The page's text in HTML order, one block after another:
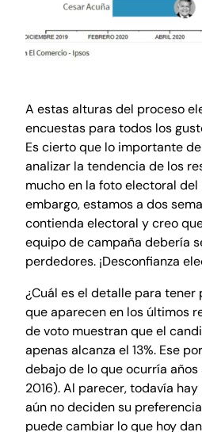
A estas alturas del proceso
encuestas para todos los
Es cierto que lo importante
analizar la tendencia de los
mucho en la foto electoral del
embargo, estamos a dos
contienda electoral y creo
equipo de campaña debería
perdedores. ¡Desconfianza
¿Cuál es el detalle para tener
que aparecen en los últimos
de voto muestran que el
apenas alcanza el 13%. Ese
debajo de lo que ocurría años
2016). Al parecer, todavía
aún no deciden su
puede cambiar lo que hoy